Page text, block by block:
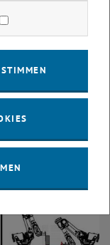
–
Recycling.
Förderung
zulassen